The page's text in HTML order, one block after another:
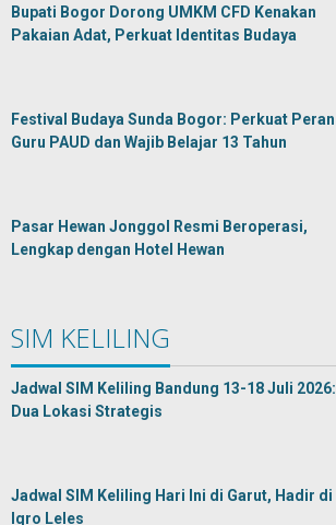
Bupati Bogor Dorong UMKM CFD Kenakan
Pakaian Adat, Perkuat Identitas Budaya
Festival Budaya Sunda Bogor: Perkuat Peran
Guru PAUD dan Wajib Belajar 13 Tahun
Pasar Hewan Jonggol Resmi Beroperasi,
Lengkap dengan Hotel Hewan
SIM KELILING
Jadwal SIM Keliling Bandung 13-18 Juli 2026:
Dua Lokasi Strategis
Jadwal SIM Keliling Hari Ini di Garut, Hadir di
Iqro Leles